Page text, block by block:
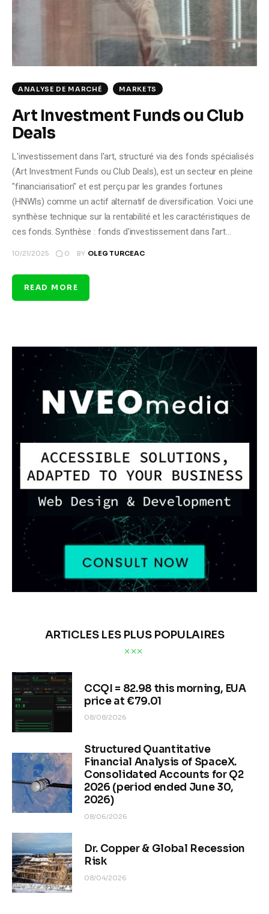
Markets
Tech
Shop
ANALYSE DE MARCHÉ MARKETS
Art Investment Funds ou Club
Deals
L'investissement dans l'art, structuré via des fonds spécialisés
(Art Investment Funds ou Club Deals), est un secteur en pleine
"financiarisation" et est perçu par les grandes fortunes
(HNWIs) comme un actif alternatif de diversification. Voici une
synthèse technique sur la rentabilité et les caractéristiques de
ces fonds. Synthèse : fonds d'investissement dans l'art…
10/21/2025 0 BY OLEG TURCEAC
READ MORE
ARTICLES LES PLUS POPULAIRES
CCQI = 82.98 this morning, EUA
price at €79.01
08/08/2026
Structured Quantitative
Financial Analysis of SpaceX.
Consolidated Accounts for Q2
2026 (period ended June 30,
2026)
08/06/2026
Dr. Copper & Global Recession
Risk
08/04/2026